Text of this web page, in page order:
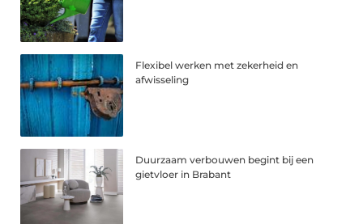
Flexibel werken met zekerheid en
afwisseling
Duurzaam verbouwen begint bij een
gietvloer in Brabant